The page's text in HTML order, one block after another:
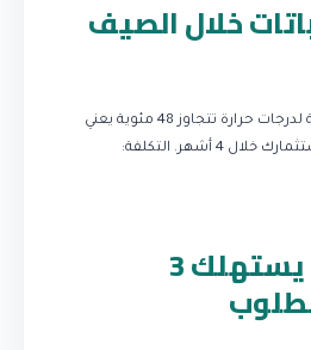
خلال الصيف
اختيار نباتات غير مناسبة لدرجات حرارة تتجاوز 48 مئوية يعني
التكلفة:
💧 نظام ري يستهلك 3